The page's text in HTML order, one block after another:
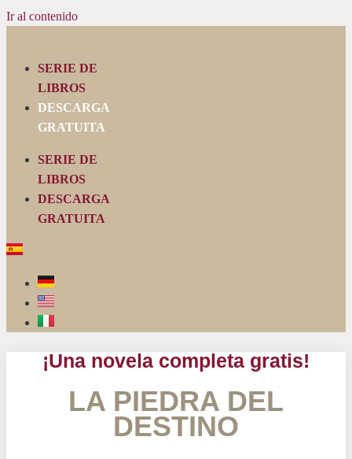
Ir al contenido
SERIE DE
LIBROS
DESCARGA
GRATUITA
SERIE DE
LIBROS
DESCARGA
GRATUITA
¡Una novela completa gratis!
LA PIEDRA DEL
DESTINO